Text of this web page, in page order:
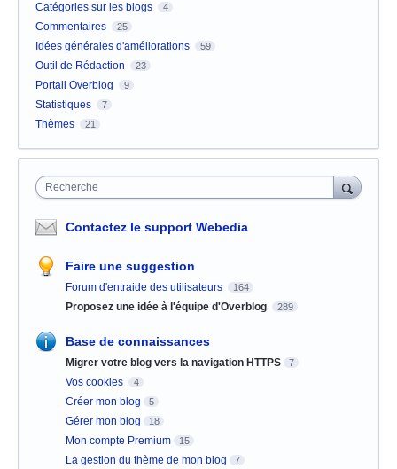
Catégories sur les blogs 4
Commentaires 25
Idées générales d'améliorations 59
Outil de Rédaction 23
Portail Overblog 9
Statistiques 7
Thèmes 21
Recherche
Contactez le support Webedia
Faire une suggestion
Forum d'entraide des utilisateurs 164
Proposez une idée à l'équipe d'Overblog 289
Base de connaissances
Migrer votre blog vers la navigation HTTPS 7
Vos cookies 4
Créer mon blog 5
Gérer mon blog 18
Mon compte Premium 15
La gestion du thème de mon blog 7